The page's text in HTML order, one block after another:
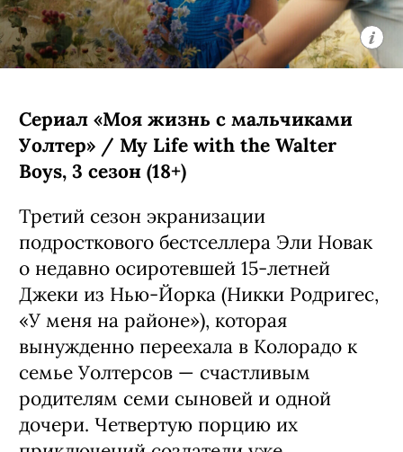
Сериал «Моя жизнь с мальчиками
Уолтер» / My Life with the Walter
Boys, 3 сезон (18+)
Третий сезон экранизации
подросткового бестселлера Эли Новак
о недавно осиротевшей 15-летней
Джеки из Нью-Йорка (Никки Родригес,
«У меня на районе»), которая
вынужденно переехала в Колорадо к
семье Уолтерсов — счастливым
родителям семи сыновей и одной